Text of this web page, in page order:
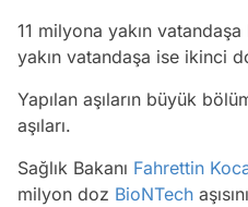
11 milyona yakın
yakın vatandaşa ise ikinci
Yapılan aşıların büyük
aşıları.
Sağlık Bakanı Fahrettin
milyon doz BioNTech